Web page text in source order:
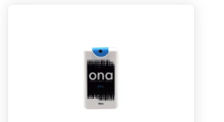
vlhkosť 62 %, balenie
po 1 ks.